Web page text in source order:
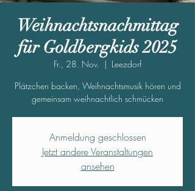
Weihnachtsnachmittag
für Goldbergkids 2025
Fr., 28. Nov.
  |
Leezdorf
Plätzchen backen, Weihnachtsmusik hören und
gemeinsam weihnachtlich schmücken
Anmeldung geschlossen
Jetzt andere Veranstaltungen
ansehen